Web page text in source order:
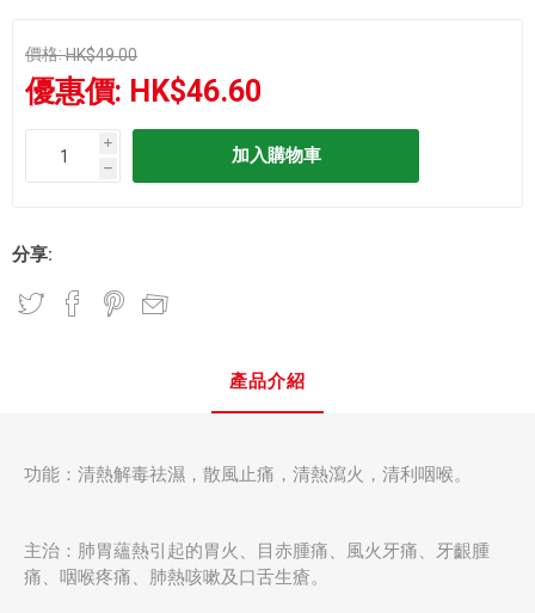
價格:HK$49.00
優惠價: HK$46.60
i
h
分享:
產品介紹
功能：清熱解毒祛濕，散風止痛，清熱瀉火，清利咽喉。
主治：肺胃蘊熱引起的胃火、目赤腫痛、風火牙痛、牙齦腫
痛、咽喉疼痛、肺熱咳嗽及口舌生瘡。